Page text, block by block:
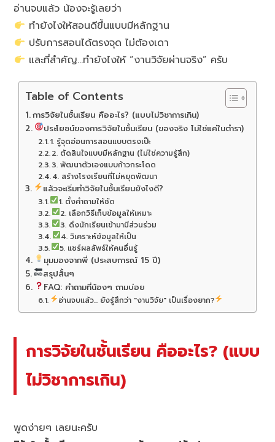
อ่านจบแล้ว น้องจะรู้เลยว่า
ทำยังไงให้สอนดีขึ้นแบบมีหลักฐาน
ปรับการสอนได้ตรงจุด ไม่ต้องเดา
และที่สำคัญ…ทำยังไงให้ “งานวิจัยผ่านจริง” ครับ
Table of Contents
การวิจัยในชั้นเรียน คืออะไร? (แบบไม่วิชาการเกิน)
ประโยชน์ของการวิจัยในชั้นเรียน (ของจริง ไม่ใช่แค่ในตำรา)
1. รู้จุดอ่อนการสอนแบบตรงเป๊ะ
2. ตัดสินใจแบบมีหลักฐาน (ไม่ใช่ความรู้สึก)
3. พัฒนาตัวเองแบบก้าวกระโดด
4. สร้างโรงเรียนที่ไม่หยุดพัฒนา
แล้วจะเริ่มทำวิจัยในชั้นเรียนยังไงดี?
1. ตั้งคำถามให้ชัด
2. เลือกวิธีเก็บข้อมูลให้เหมาะ
3. ดึงนักเรียนเข้ามามีส่วนร่วม
4. วิเคราะห์ข้อมูลให้เป็น
5. แชร์ผลลัพธ์ให้คนอื่นรู้
มุมมองจากพี่ (ประสบการณ์ 15 ปี)
สรุปสั้นๆ
FAQ: คำถามที่น้องๆ ถามบ่อย
อ่านจบแล้ว... ยังรู้สึกว่า "งานวิจัย" เป็นเรื่องยาก?
การวิจัยในชั้นเรียน คืออะไร? (แบบ
ไม่วิชาการเกิน)
พูดง่ายๆ เลยนะครับ